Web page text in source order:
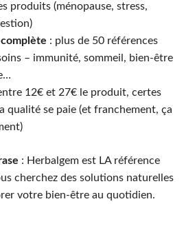
produits (ménopause, stress,
: plus de 50 références
– immunité, sommeil, bien-être
12€ et 27€ le produit, certes
qualité se paie (et franchement, ça
: Herbalgem est LA référence
cherchez des solutions naturelles
votre bien-être au quotidien.